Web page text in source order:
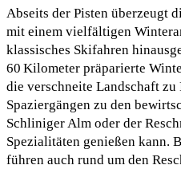
Abseits der Pisten überzeugt
mit einem vielfältigen
klassisches Skifahren
60 Kilometer präparierte
die verschneite Landschaft zu
Spaziergängen zu den
Schliniger Alm oder der
Spezialitäten genießen kann.
führen auch rund um den